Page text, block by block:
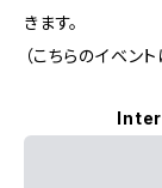
きます。
（こちらのイベン